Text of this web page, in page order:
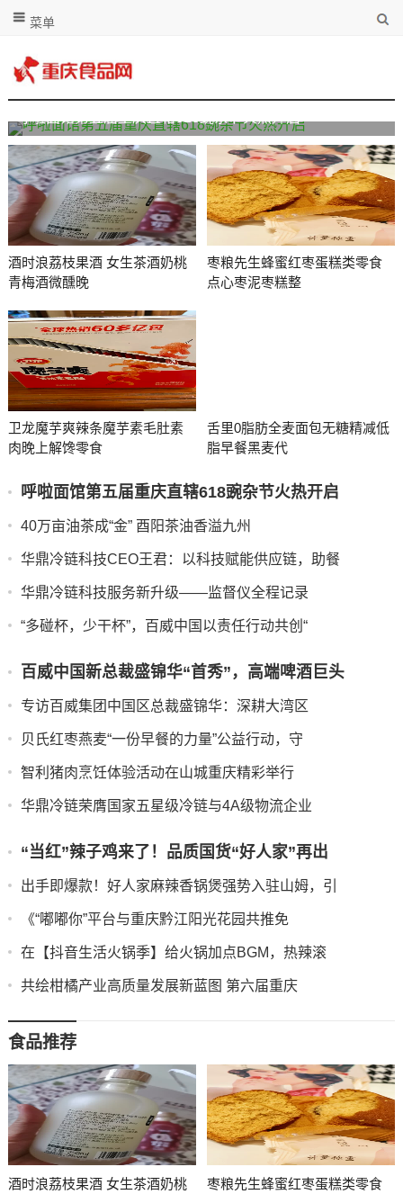
菜单
酒时浪荔枝果酒 女生茶酒奶桃
青梅酒微醺晚
枣粮先生蜂蜜红枣蛋糕类零食
点心枣泥枣糕整
卫龙魔芋爽辣条魔芋素毛肚素
肉晚上解馋零食
舌里0脂肪全麦面包无糖精减低
脂早餐黑麦代
呼啦面馆第五届重庆直辖618豌杂节火热开启
40万亩油茶成“金” 酉阳茶油香溢九州
华鼎冷链科技CEO王君：以科技赋能供应链，助餐
华鼎冷链科技服务新升级——监督仪全程记录
“多碰杯，少干杯”，百威中国以责任行动共创“
百威中国新总裁盛锦华“首秀”，高端啤酒巨头
专访百威集团中国区总裁盛锦华：深耕大湾区
贝氏红枣燕麦“一份早餐的力量”公益行动，守
智利猪肉烹饪体验活动在山城重庆精彩举行
华鼎冷链荣膺国家五星级冷链与4A级物流企业
“当红”辣子鸡来了！品质国货“好人家”再出
出手即爆款！好人家麻辣香锅煲强势入驻山姆，引
《“嘟嘟你”平台与重庆黔江阳光花园共推免
在【抖音生活火锅季】给火锅加点BGM，热辣滚
共绘柑橘产业高质量发展新蓝图 第六届重庆
食品推荐
酒时浪荔枝果酒 女生茶酒奶桃
枣粮先生蜂蜜红枣蛋糕类零食